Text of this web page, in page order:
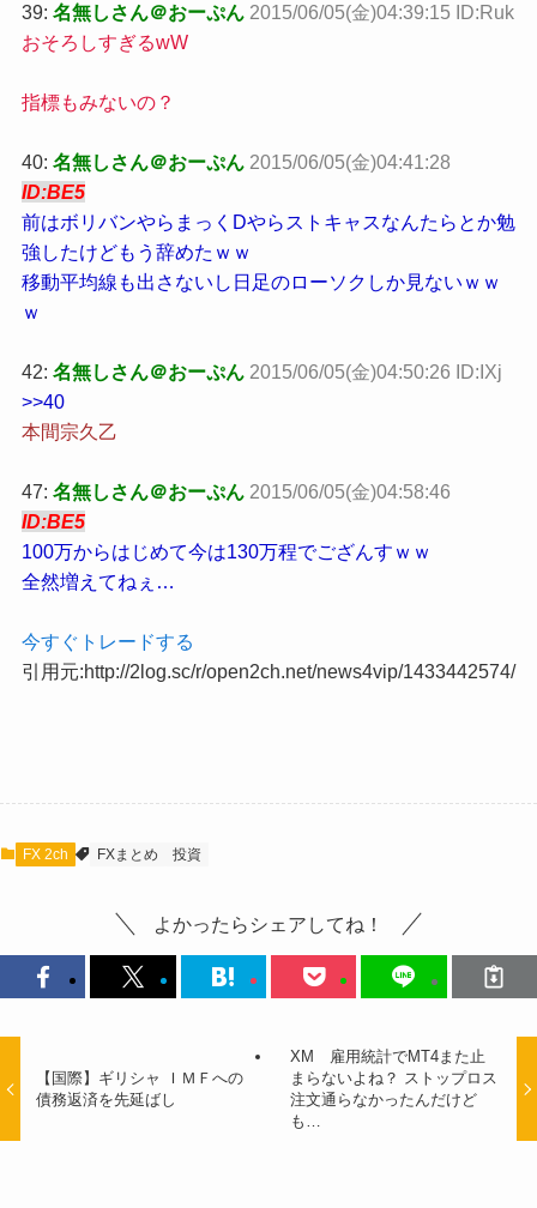
39: 名無しさん＠おーぷん 2015/06/05(金)04:39:15 ID:Ruk
おそろしすぎるwW
指標もみないの？
40: 名無しさん＠おーぷん 2015/06/05(金)04:41:28
ID:BE5
前はボリバンやらまっくDやらストキャスなんたらとか勉
強したけどもう辞めたｗｗ
移動平均線も出さないし日足のローソクしか見ないｗｗ
ｗ
42: 名無しさん＠おーぷん 2015/06/05(金)04:50:26 ID:IXj
>>40
本間宗久乙
47: 名無しさん＠おーぷん 2015/06/05(金)04:58:46
ID:BE5
100万からはじめて今は130万程でござんすｗｗ
全然増えてねぇ…
今すぐトレードする
引用元:http://2log.sc/r/open2ch.net/news4vip/1433442574/
FX 2ch FXまとめ 投資
よかったらシェアしてね！
【国際】ギリシャ ＩＭＦへの
債務返済を先延ばし
XM 雇用統計でMT4また止
まらないよね？ ストップロス
注文通らなかったんだけど
も…